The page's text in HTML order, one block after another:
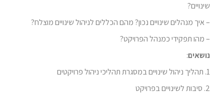
שינויים?
– איך מנהלים שינויים נכון? מהם הכללים לניהול שינויים מוצלח?
– מהו תפקידי כמנהל הפרויקט?
נושאים:
1. תהליך ניהול שינויים במסגרת תהליכי ניהול פרויקטים
2. סיבות לשינויים בפרויקט